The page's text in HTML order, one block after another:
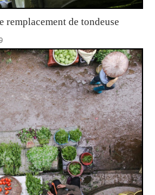
remplacement de tondeuse